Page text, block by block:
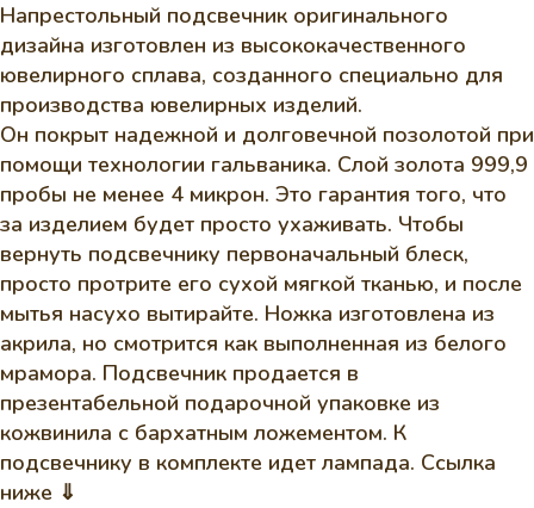
Напрестольный подсвечник оригинального
дизайна изготовлен из высококачественного
ювелирного сплава, созданного специально для
производства ювелирных изделий.
Он покрыт надежной и долговечной позолотой при
помощи технологии гальваника. Слой золота 999,9
пробы не менее 4 микрон. Это гарантия того, что
за изделием будет просто ухаживать. Чтобы
вернуть подсвечнику первоначальный блеск,
просто протрите его сухой мягкой тканью, и после
мытья насухо вытирайте. Ножка изготовлена из
акрила, но смотрится как выполненная из белого
мрамора. Подсвечник продается в
презентабельной подарочной упаковке из
кожвинила с бархатным ложементом. К
подсвечнику в комплекте идет лампада. Ссылка
ниже ⇓